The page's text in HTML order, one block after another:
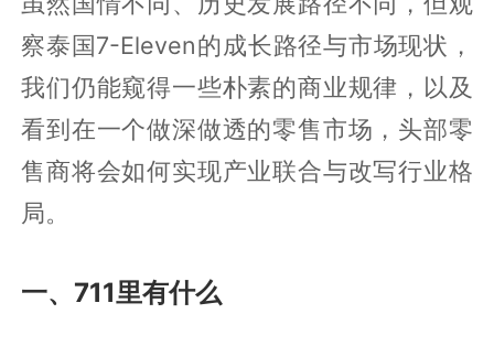
察泰国7-Eleven的成长路径与市场现状，
我们仍能窥得一些朴素的商业规律，以及
看到在一个做深做透的零售市场，头部零
售商将会如何实现产业联合与改写行业格
局。
一、711里有什么